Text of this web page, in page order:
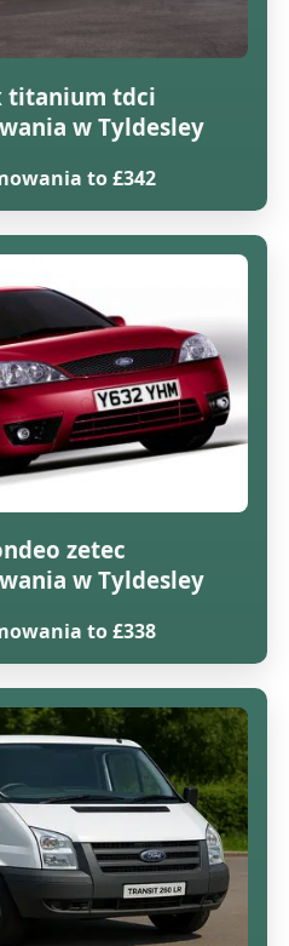
titanium tdci
w Tyldesley
to £342
zetec
w Tyldesley
to £338